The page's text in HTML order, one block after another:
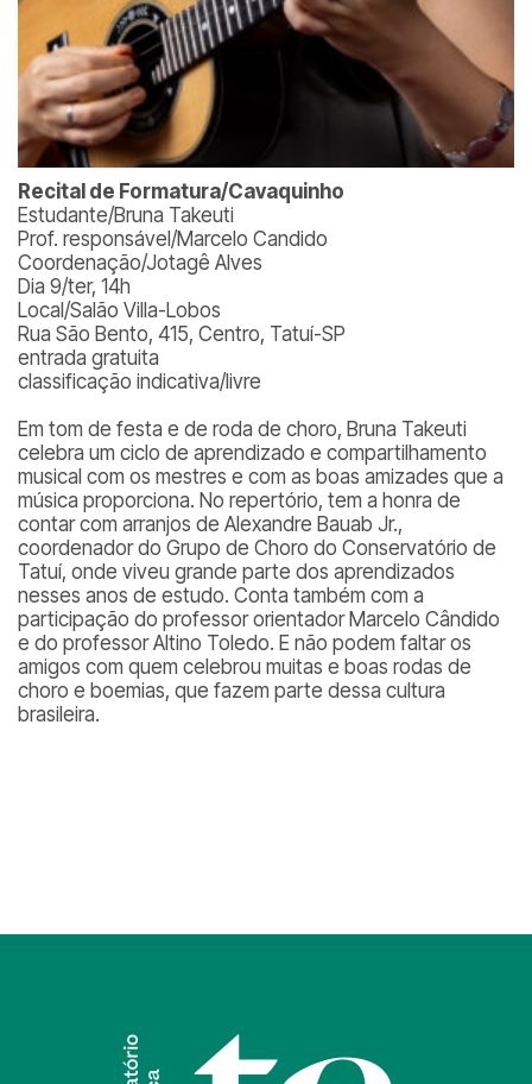
Recital de Formatura/Cavaquinho
Estudante/Bruna Takeuti
Prof. responsável/Marcelo Candido
Coordenação/Jotagê Alves
Dia 9/ter, 14h
Local/Salão Villa-Lobos
Rua São Bento, 415, Centro, Tatuí-SP
entrada gratuita
classificação indicativa/livre
Em tom de festa e de roda de choro, Bruna Takeuti
celebra um ciclo de aprendizado e compartilhamento
musical com os mestres e com as boas amizades que a
música proporciona. No repertório, tem a honra de
contar com arranjos de Alexandre Bauab Jr.,
coordenador do Grupo de Choro do Conservatório de
Tatuí, onde viveu grande parte dos aprendizados
nesses anos de estudo. Conta também com a
participação do professor orientador Marcelo Cândido
e do professor Altino Toledo. E não podem faltar os
amigos com quem celebrou muitas e boas rodas de
choro e boemias, que fazem parte dessa cultura
brasileira.